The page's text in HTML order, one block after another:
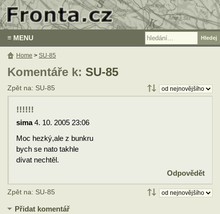
≡ MENU
Komentáře k: SU-85
Zpět na: SU-85
!!!!!!
sima4. 10. 2005 23:06
Moc hezký,ale z bunkru
bych se nato takhle
dívat nechtěl.
Odpovědět
Zpět na: SU-85
Přidat komentář
Home > SU-85